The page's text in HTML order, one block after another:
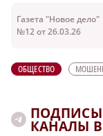
Газета "Новое дело"
№12 от 26.03.26
ОБЩЕСТВО
КАНАЛЫ В